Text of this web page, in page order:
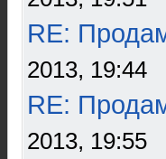
RE:
2013, 19:44
RE:
2013, 19:55